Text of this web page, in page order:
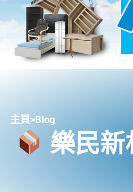
主頁>Blog
樂民新